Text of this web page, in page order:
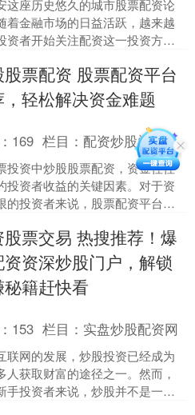
这座历史悠久的城市股票配资论
着金融市场的日益活跃，越来越
资者开始关注配资这一投资方
股市、期货等市场中获....
票配资 股票配资平台
，轻松解决资金难题
169 栏目：配资炒股门户
投资中炒股股票配资，资金往往
投资者收益的关键因素。对于资
的投资者来说，股票配资平台可
无需支付利....
股票交易 热搜推荐！爆
资深炒股门户，解锁
籍赶快看
153 栏目： 实盘炒股配资网
联网的发展，炒股投资已经成为
人获取财富的途径之一。然而，
手投资者来说，炒股并不是一件